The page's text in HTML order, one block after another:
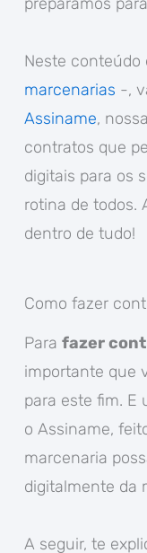
Neste conteúdo
marcenarias -,
Assiname,
contratos que
digitais para os
rotina de todos.
dentro de tudo!
Como fazer
Para fazer
importante que
para este fim. E
o Assiname,
marcenaria
digitalmente da
A seguir, te